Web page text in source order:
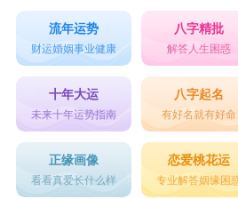
流年运势
财运婚姻事业健康
八字精批
解答人生困惑
十年大运
未来十年运势指南
八字起名
有好名就有好命
正缘画像
看看真爱长什么样
恋爱桃花运
专业解答姻缘困